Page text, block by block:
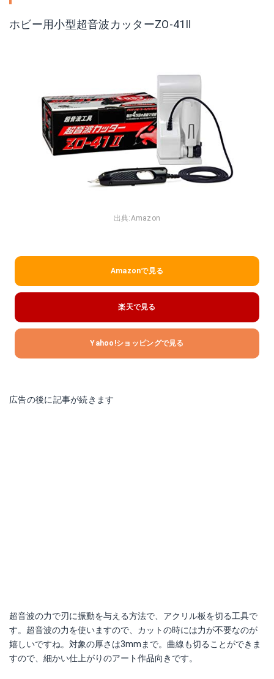
ホビー用小型超音波カッターZO-41Ⅱ
出典:Amazon
Amazonで見る
楽天で見る
Yahoo!ショッピングで見る
広告の後に記事が続きます
超音波の力で刃に振動を与える方法で、アクリル板を切る工具で
す。超音波の力を使いますので、カットの時には力が不要なのが
嬉しいですね。対象の厚さは3mmまで。曲線も切ることができま
すので、細かい仕上がりのアート作品向きです。